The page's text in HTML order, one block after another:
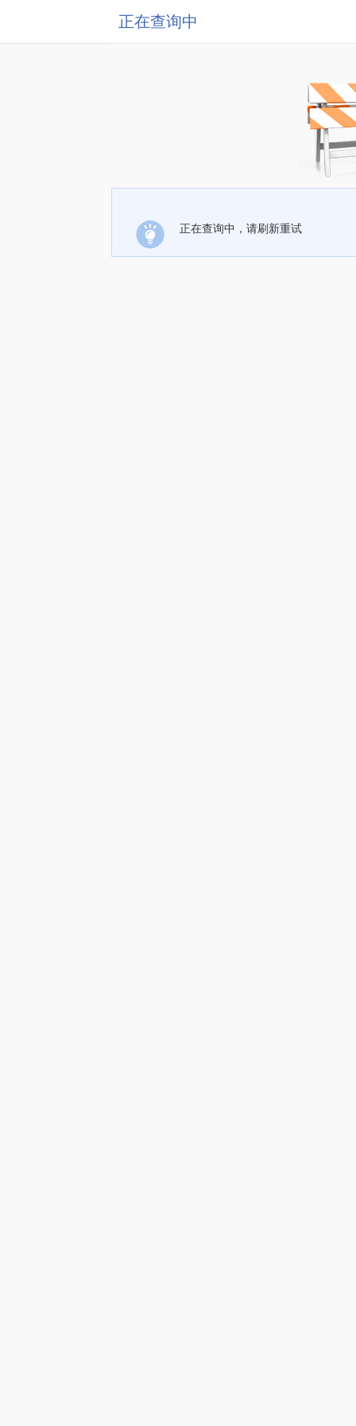
正在查询中
正在查询中，请刷新重试